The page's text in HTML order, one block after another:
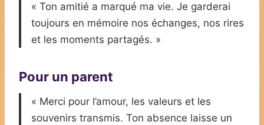
« Ton amitié a marqué ma vie. Je garderai
toujours en mémoire nos échanges, nos rires
et les moments partagés. »
Pour un parent
« Merci pour l’amour, les valeurs et les
souvenirs transmis. Ton absence laisse un